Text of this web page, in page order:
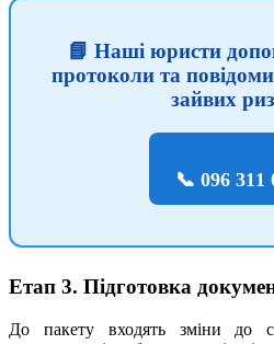
📘 Наші юристи
протоколи та
зайвих
📞 096 311
Етап 3. Підготовка
До пакету входять зміни до